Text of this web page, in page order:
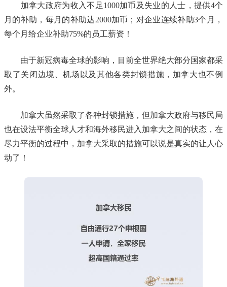
加拿大政府为收入不足1000加币及失业的人士，提供4个
月的补助，每月的补助达2000加币；对企业连续补助3个月，
每个月给企业补助75%的员工薪资！
由于新冠病毒全球的影响，目前全世界绝大部分国家都采
取了关闭边境、机场以及其他各类封锁措施，加拿大也不例
外。
加拿大虽然采取了各种封锁措施，但加拿大政府与移民局
也在设法平衡全球人才和海外移民进入加拿大之间的状态，在
尽力平衡的过程中，加拿大采取的措施可以说是真实的让人心
动了！